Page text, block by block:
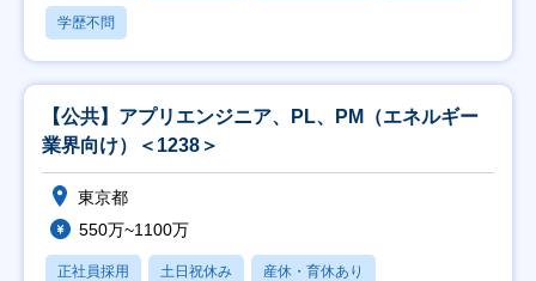
学歴不問
【公共】アプリエンジニア、PL、PM（エネルギー
業界向け）＜1238＞
東京都
550万~1100万
正社員採用 土日祝休み 産休・育休あり